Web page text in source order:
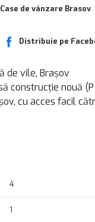
Case de vânzare Brasov
Distribuie pe
de vile, Brașov
construcție nouă
cu acces facil
eficientă
pentru relaxare
familie care caută
4
1